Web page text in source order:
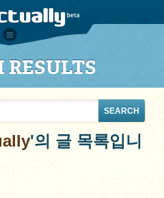
RESULTS
'의 글 목록입니